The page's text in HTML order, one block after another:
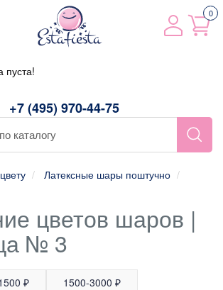
+7 (495) 970-44-75
0
пуста!
Латексные шары поштучно
цветов шаров |
№ 3
₽
1500-3000 ₽